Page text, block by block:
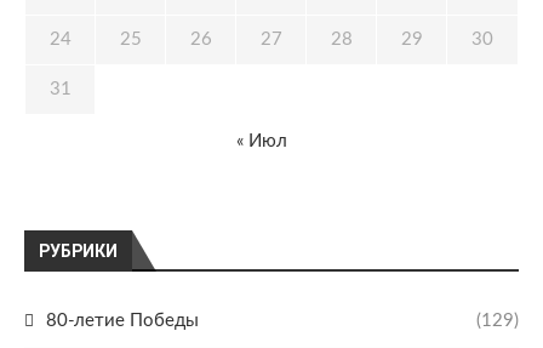
РУБРИКИ
80-летие Победы (129)
24 25 26 27 28 29 30
31
« Июл